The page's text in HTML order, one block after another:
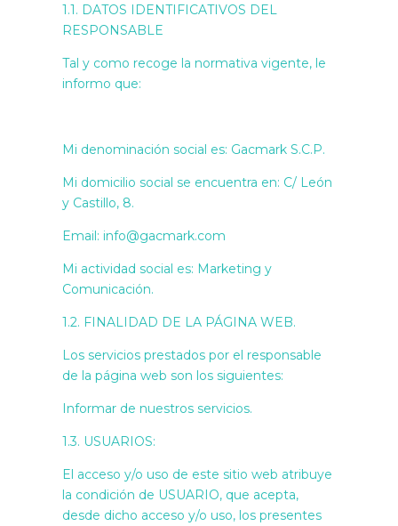
1.1. DATOS IDENTIFICATIVOS DEL
RESPONSABLE
Tal y como recoge la normativa vigente, le
informo que:
Mi denominación social es: Gacmark S.C.P.
Mi domicilio social se encuentra en: C/ León
y Castillo, 8.
Email: info@gacmark.com
Mi actividad social es: Marketing y
Comunicación.
1.2. FINALIDAD DE LA PÁGINA WEB.
Los servicios prestados por el responsable
de la página web son los siguientes:
Informar de nuestros servicios.
1.3. USUARIOS:
El acceso y/o uso de este sitio web atribuye
la condición de USUARIO, que acepta,
desde dicho acceso y/o uso, los presentes